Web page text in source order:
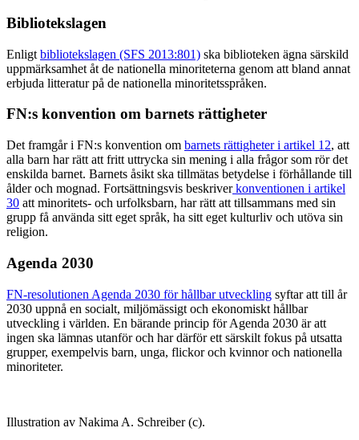
Bibliotekslagen
Enligt bibliotekslagen (SFS 2013:801) ska biblioteken ägna särskild
uppmärksamhet åt de nationella minoriteterna genom att bland annat
erbjuda litteratur på de nationella minoritetsspråken.
FN:s konvention om barnets rättigheter
Det framgår i FN:s konvention om barnets rättigheter i artikel 12, att
alla barn har rätt att fritt uttrycka sin mening i alla frågor som rör det
enskilda barnet. Barnets åsikt ska tillmätas betydelse i förhållande till
ålder och mognad. Fortsättningsvis beskriverkonventionen i artikel
30 att minoritets- och urfolksbarn, har rätt att tillsammans med sin
grupp få använda sitt eget språk, ha sitt eget kulturliv och utöva sin
religion.
Agenda 2030
FN-resolutionen Agenda 2030 för hållbar utveckling syftar att till år
2030 uppnå en socialt, miljömässigt och ekonomiskt hållbar
utveckling i världen. En bärande princip för Agenda 2030 är att
ingen ska lämnas utanför och har därför ett särskilt fokus på utsatta
grupper, exempelvis barn, unga, flickor och kvinnor och nationella
minoriteter.
Illustration av Nakima A. Schreiber (c).